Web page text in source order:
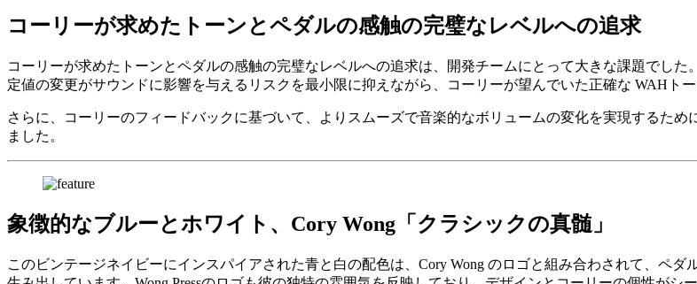
コーリーが求めたトーンとペダルの感触の完璧なレベルへの追求
コーリーが求めたトーンとペダルの感触の完璧なレベルへの追求は、開発チームにとって大きな課題でし
定値の変更がサウンドに影響を与えるリスクを最小限に抑えながら、コーリーが望んでいた正確な WAHトー
さらに、コーリーのフィードバックに基づいて、よりスムーズで音楽的なボリュームの変化を実現するた
ました。
象徴的なブルーとホワイト、Cory Wong「クラシックの真髄」
このビンテージネイビーにインスパイアされた青と白の配色は、Cory Wong のロゴと組み合わされて、ペ